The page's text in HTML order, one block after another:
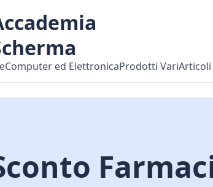
Computer ed ElettronicaProdotti VariArticoli